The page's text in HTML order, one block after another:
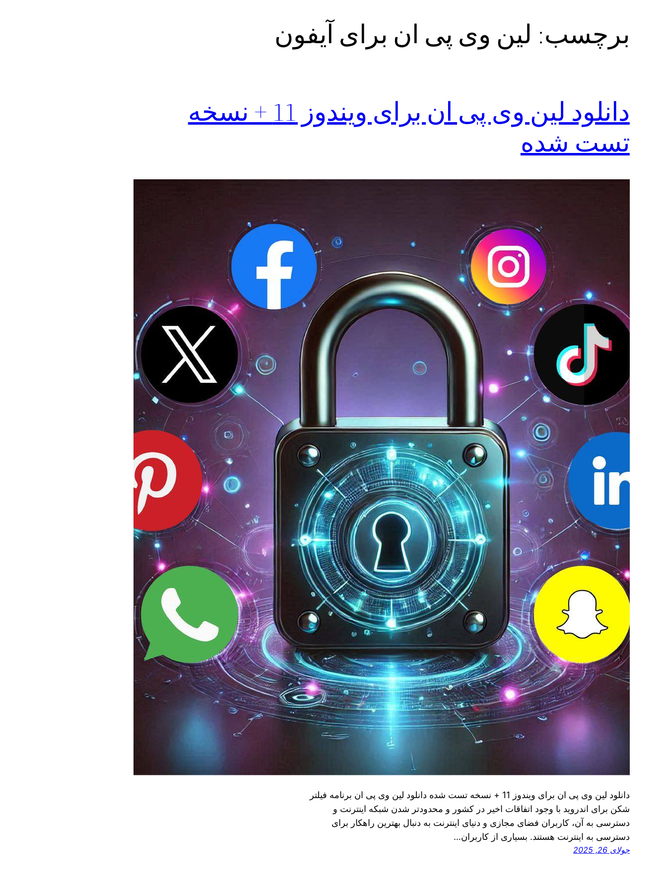
برچسب: لین وی پی ان برای آیفون
دانلود لین وی پی ان برای ویندوز 11 + نسخه
تست شده
دانلود لین وی پی ان برای ویندوز 11 + نسخه تست شده دانلود لین وی پی ان برنامه فیلتر
شکن برای اندروید با وجود اتفاقات اخیر در کشور و محدودتر شدن شبکه اینترنت و
دسترسی به آن، کاربران فضای مجازی و دنیای اینترنت به دنبال بهترین راهکار برای
دسترسی به اینترنت هستند. بسیاری از کاربران…
جولای 26, 2025